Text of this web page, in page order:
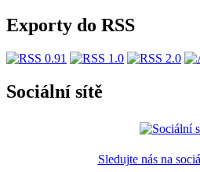
Exporty do RSS
Sociální sítě
Sledujte nás na